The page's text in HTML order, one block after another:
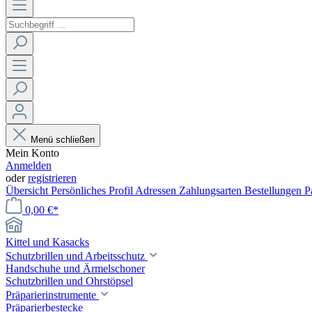
Menü schließen
Mein Konto
Anmelden
oderregistrieren
Übersicht Persönliches Profil Adressen Zahlungsarten Bestellungen
0,00 €*
Kittel und Kasacks
Schutzbrillen und Arbeitsschutz
Handschuhe und Ärmelschoner
Schutzbrillen und Ohrstöpsel
Präparierinstrumente
Präparierbestecke